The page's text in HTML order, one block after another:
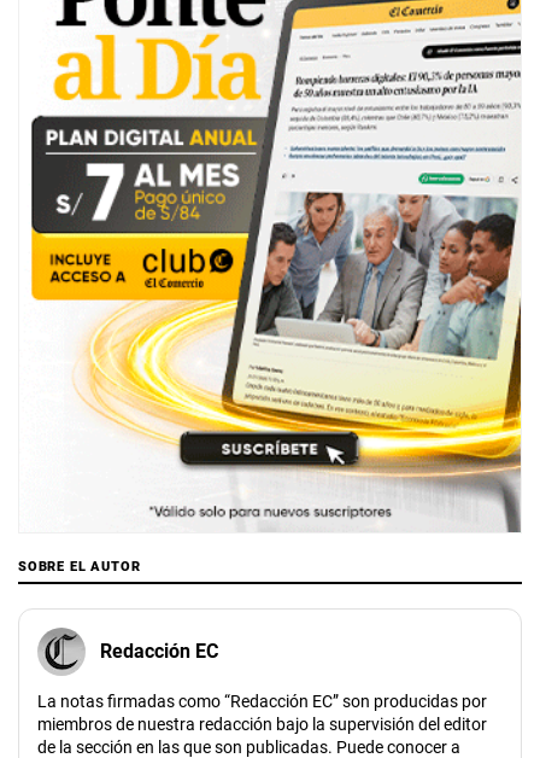
SOBRE EL AUTOR
Redacción EC
La notas firmadas como “Redacción EC” son producidas por
miembros de nuestra redacción bajo la supervisión del editor
de la sección en las que son publicadas. Puede conocer a